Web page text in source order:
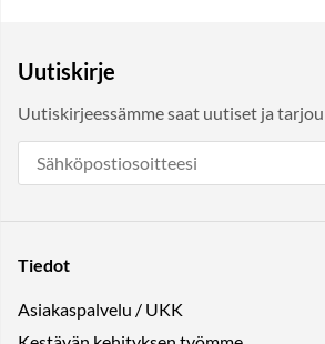
Uutiskirje
Uutiskirjeessämme saat uutiset ja
Tiedot
Asiakaspalvelu / UKK